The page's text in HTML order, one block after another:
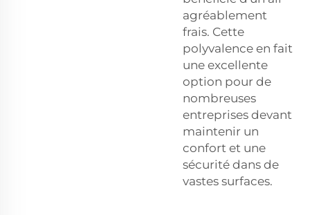
agréablement
frais. Cette
polyvalence en fait
une excellente
option pour de
nombreuses
entreprises devant
maintenir un
confort et une
sécurité dans de
vastes surfaces.